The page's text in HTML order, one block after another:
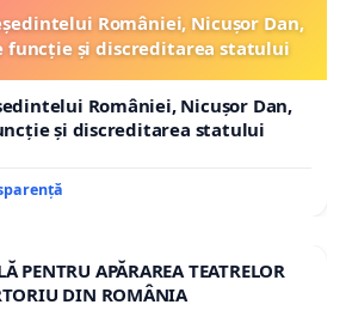
României, Nicușor Dan,
funcție și discreditarea statului
României, Nicușor Dan,
și discreditarea statului
PENTRU APĂRAREA TEATRELOR
DIN ROMÂNIA